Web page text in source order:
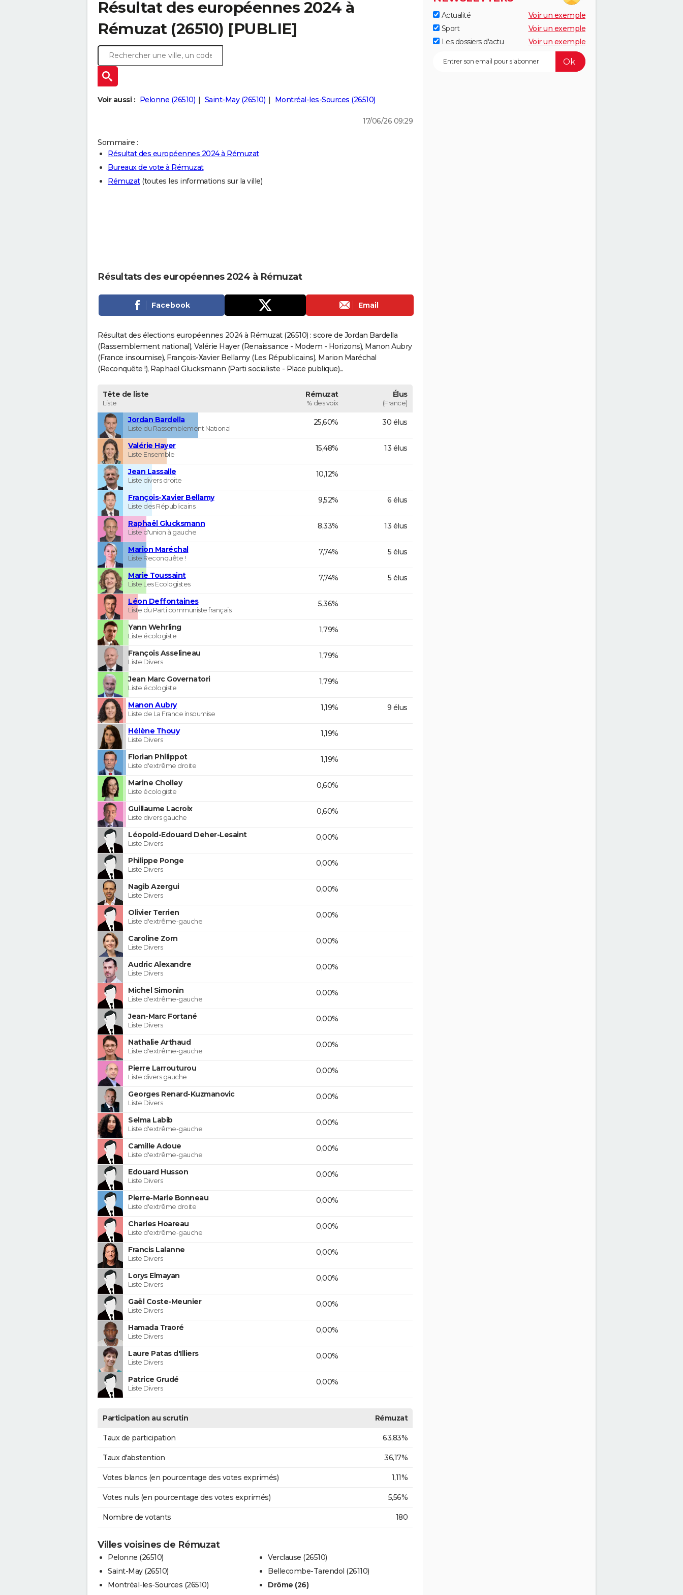
Résultat des européennes 2024 à
Rémuzat (26510) [PUBLIE]
Voir aussi : Pelonne (26510) Saint-May (26510) Montréal-les-Sources (26510)
17/06/26 09:29
Sommaire :
Résultat des européennes 2024 à Rémuzat
Bureaux de vote à Rémuzat
Rémuzat(toutes les informations sur la ville)
Résultats des européennes 2024 à Rémuzat
Facebook Email
Résultat des élections européennes 2024 à Rémuzat (26510) : score de Jordan Bardella
(Rassemblement national), Valérie Hayer (Renaissance - Modem - Horizons), Manon Aubry
(France insoumise), François-Xavier Bellamy (Les Républicains), Marion Maréchal
(Reconquête !), Raphaël Glucksmann (Parti socialiste - Place publique)...
Tête de liste
Liste
Rémuzat
% des voix
Élus
(France)
Jordan Bardella
Liste du Rassemblement National
25,60% 30 élus
Valérie Hayer
Liste Ensemble
15,48% 13 élus
Jean Lassalle
Liste divers droite
10,12%
François-Xavier Bellamy
Liste des Républicains
9,52% 6 élus
Raphaël Glucksmann
Liste d'union à gauche
8,33% 13 élus
Marion Maréchal
Liste Reconquête !
7,74% 5 élus
Marie Toussaint
Liste Les Ecologistes
7,74% 5 élus
Léon Deffontaines
Liste du Parti communiste français
5,36%
Yann Wehrling
Liste écologiste
1,79%
François Asselineau
Liste Divers
1,79%
Jean Marc Governatori
Liste écologiste
1,79%
Manon Aubry
Liste de La France insoumise
1,19% 9 élus
Hélène Thouy
Liste Divers
1,19%
Florian Philippot
Liste d'extrême droite
1,19%
Marine Cholley
Liste écologiste
0,60%
Guillaume Lacroix
Liste divers gauche
0,60%
Léopold-Edouard Deher-Lesaint
Liste Divers
0,00%
Philippe Ponge
Liste Divers
0,00%
Nagib Azergui
Liste Divers
0,00%
Olivier Terrien
Liste d'extrême-gauche
0,00%
Caroline Zorn
Liste Divers
0,00%
Audric Alexandre
Liste Divers
0,00%
Michel Simonin
Liste d'extrême-gauche
0,00%
Jean-Marc Fortané
Liste Divers
0,00%
Nathalie Arthaud
Liste d'extrême-gauche
0,00%
Pierre Larrouturou
Liste divers gauche
0,00%
Georges Renard-Kuzmanovic
Liste Divers
0,00%
Selma Labib
Liste d'extrême-gauche
0,00%
Camille Adoue
Liste d'extrême-gauche
0,00%
Edouard Husson
Liste Divers
0,00%
Pierre-Marie Bonneau
Liste d'extrême droite
0,00%
Charles Hoareau
Liste d'extrême-gauche
0,00%
Francis Lalanne
Liste Divers
0,00%
Lorys Elmayan
Liste Divers
0,00%
Gaël Coste-Meunier
Liste Divers
0,00%
Hamada Traoré
Liste Divers
0,00%
Laure Patas d'Illiers
Liste Divers
0,00%
Patrice Grudé
Liste Divers
0,00%
Participation au scrutin Rémuzat
Taux de participation 63,83%
Taux d'abstention 36,17%
Votes blancs (en pourcentage des votes exprimés) 1,11%
Votes nuls (en pourcentage des votes exprimés) 5,56%
Nombre de votants 180
Villes voisines de Rémuzat
Pelonne (26510)
Saint-May (26510)
Montréal-les-Sources (26510)
Verclause (26510)
Bellecombe-Tarendol (26110)
Drôme (26)
Actualité
Voir un exemple
Sport
Voir un exemple
Les dossiers d'actu
Voir un exemple